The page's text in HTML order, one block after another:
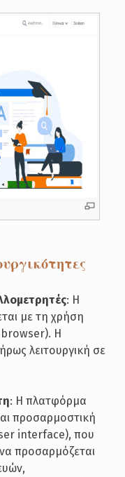
: Η
με τη χρήση
Η
λειτουργική σε
: Η πλατφόρμα
προσαρμοστική
interface), που
προσαρμόζεται